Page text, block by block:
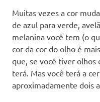
Muitas vezes a cor
de azul para verde,
melanina você tem (o
cor da cor do olho é
que, se você tiver olhos
terá. Mas você terá a
aproximadamente dois